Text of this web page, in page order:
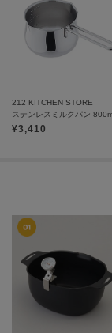
212 KITCHEN STORE
¥3,410